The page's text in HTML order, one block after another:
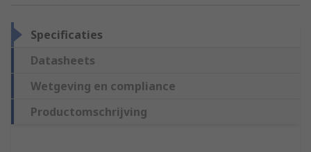
Specificaties
Datasheets
Wetgeving en compliance
Productomschrijving